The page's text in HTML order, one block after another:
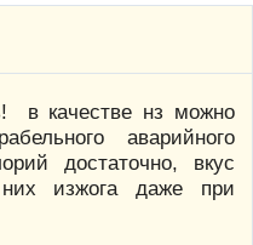
в качестве нз можно
аварийного
достаточно, вкус
изжога даже при